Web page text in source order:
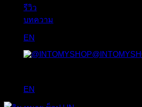
รีวิว
บทความ
EN
EN